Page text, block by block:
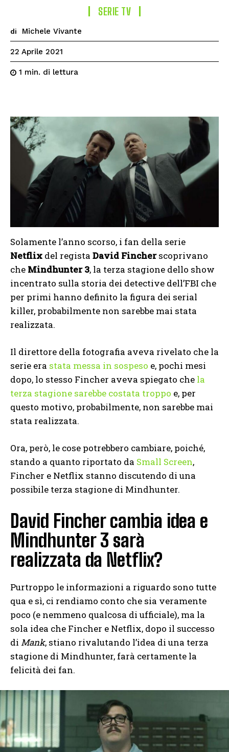
SERIE TV
di Michele Vivante
22 Aprile 2021
1 min. di lettura
Solamente l’anno scorso, i fan della serie
Netflix del regista David Fincherscoprivano
che Mindhunter 3, la terza stagione dello show
incentrato sulla storia dei detective dell’FBI che
per primi hanno definito la figura dei serial
killer, probabilmente non sarebbe mai stata
realizzata.
Il direttore della fotografia aveva rivelato che la
serie era stata messa in sospeso e, pochi mesi
dopo, lo stesso Fincher aveva spiegato che la
terza stagione sarebbe costata troppo e, per
questo motivo, probabilmente, non sarebbe mai
stata realizzata.
Ora, però, le cose potrebbero cambiare, poiché,
stando a quanto riportato da Small Screen,
Fincher e Netflix stanno discutendo di una
possibile terza stagione di Mindhunter.
David Fincher cambia idea e
Mindhunter 3 sarà
realizzata da Netflix?
Purtroppo le informazioni a riguardo sono tutte
qua e sì, ci rendiamo conto che sia veramente
poco (e nemmeno qualcosa di ufficiale), ma la
sola idea che Fincher e Netflix, dopo il successo
di Mank, stiano rivalutando l’idea di una terza
stagione di Mindhunter, farà certamente la
felicità dei fan.